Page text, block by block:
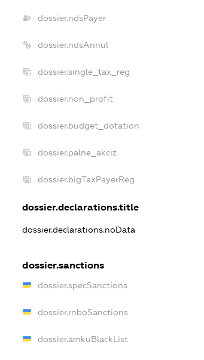
dossier.ndsPayer
dossier.ndsAnnul
dossier.single_tax_reg
dossier.non_profit
dossier.budget_dotation
dossier.palne_akciz
dossier.bigTaxPayerReg
dossier.declarations.title
dossier.declarations.noData
dossier.sanctions
dossier.specSanctions
dossier.rnboSanctions
dossier.amkuBlackList